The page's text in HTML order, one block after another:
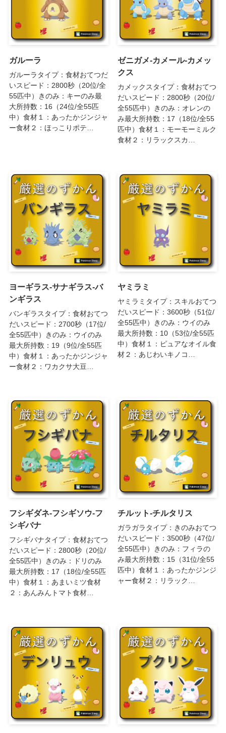
ガルーラ
ガルーラタイプ：食材おてつだ
いスピード：2800秒（20位/全
55匹中）きのみ：キーのみ最
大所持数：16（24位/全55匹
中）食材１：あったかジンジャ
ー食材２：ほっこりポテ…
ゼニガメ-カメール-カメッ
クス
カメックスタイプ：食材おてつ
だいスピード：2800秒（20位/
全55匹中）きのみ：オレンの
み最大所持数：17（18位/全55
匹中）食材１：モーモーミルク
食材２：リラックスカ…
ヨーギラス-サナギラス-バ
ンギラス
バンギラスタイプ：食材おてつ
だいスピード：2700秒（17位/
全55匹中）きのみ：ウイのみ
最大所持数：19（9位/全55匹
中）食材１：あったかジンジャ
ー食材２：ワカクサ大豆…
ヤミラミ
ヤミラミタイプ：スキルおてつ
だいスピード：3600秒（51位/
全55匹中）きのみ：ウイのみ
最大所持数：10（53位/全55匹
中）食材１：ピュアなオイル食
材２：あじわいキノコ…
フシギダネ-フシギソウ-フ
シギバナ
フシギバナタイプ：食材おてつ
だいスピード：2800秒（20位/
全55匹中）きのみ：ドリのみ
最大所持数：17（18位/全55匹
中）食材１：あまいミツ食材
２：あんみんトマト食材…
チルット-チルタリス
ガラガラタイプ：きのみおてつ
だいスピード：3500秒（47位/
全55匹中）きのみ：フィラの
み最大所持数：15（31位/全55
匹中）食材１：あったかジンジ
ャー食材２：リラック…